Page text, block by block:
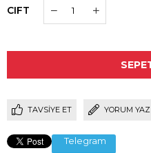
CIFT
TAVSIYE ET YORUM YAZ
Telegram